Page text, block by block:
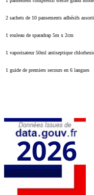
2 sachets de 10 pansements adhésifs
1 rouleau de sparadrap 5m x 2cm
1 vaporisateur 50ml antiseptique
1 guide de premiers secours en 6 langues